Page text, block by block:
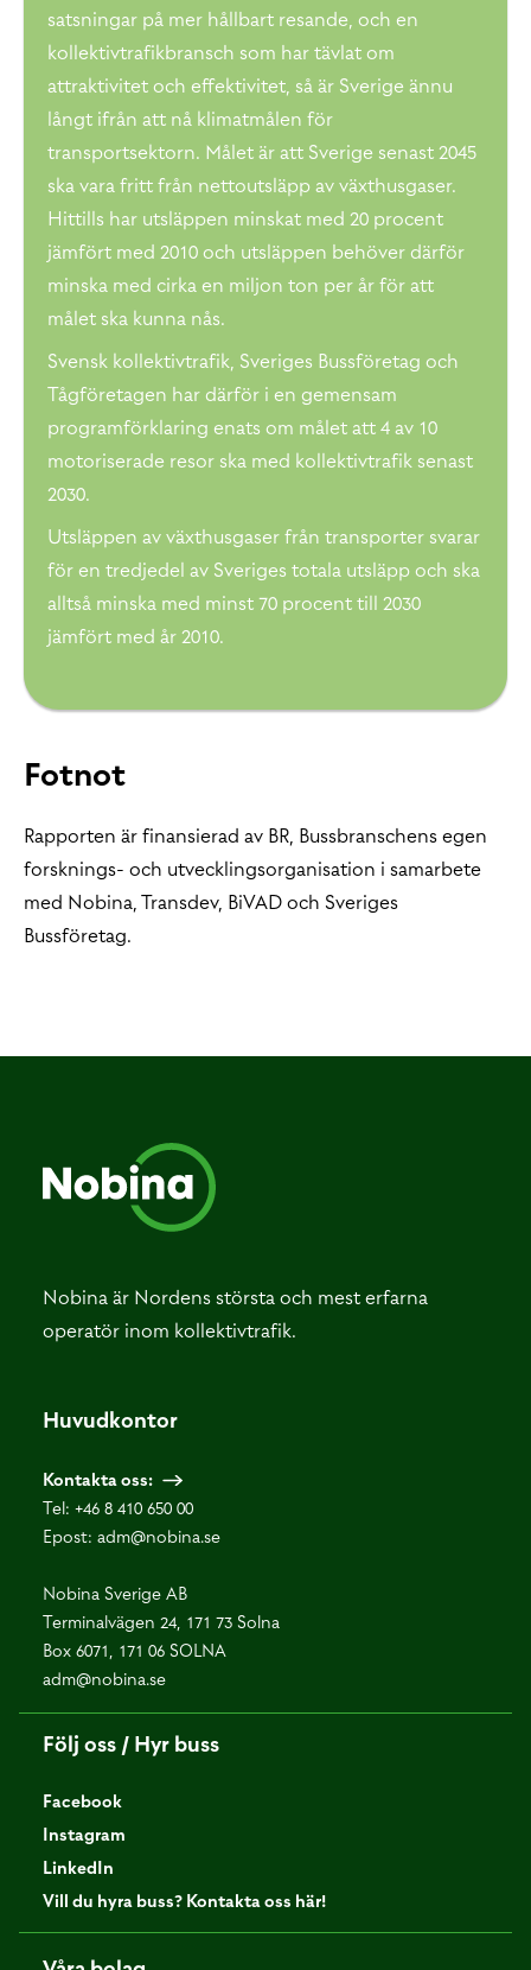
satsningar på mer hållbart resande, och en
kollektivtrafikbransch som har tävlat om
attraktivitet och effektivitet, så är Sverige ännu
långt ifrån att nå klimatmålen för
transportsektorn. Målet är att Sverige senast 2045
ska vara fritt från nettoutsläpp av växthusgaser.
Hittills har utsläppen minskat med 20 procent
jämfört med 2010 och utsläppen behöver därför
minska med cirka en miljon ton per år för att
målet ska kunna nås.
Svensk kollektivtrafik, Sveriges Bussföretag och
Tågföretagen har därför i en gemensam
programförklaring enats om målet att 4 av 10
motoriserade resor ska med kollektivtrafik senast
2030.
Utsläppen av växthusgaser från transporter svarar
för en tredjedel av Sveriges totala utsläpp och ska
alltså minska med minst 70 procent till 2030
jämfört med år 2010.
Fotnot
Rapporten är finansierad av BR, Bussbranschens egen
forsknings- och utvecklingsorganisation i samarbete
med Nobina, Transdev, BiVAD och Sveriges
Bussföretag.
Nobina är Nordens största och mest erfarna
operatör inom kollektivtrafik.
Huvudkontor
Kontakta oss:
Tel: +46 8 410 650 00
Epost: adm@nobina.se
Nobina Sverige AB
Terminalvägen 24, 171 73 Solna
Box 6071, 171 06 SOLNA
adm@nobina.se
Följ oss / Hyr buss
Facebook
Instagram
LinkedIn
Vill du hyra buss? Kontakta oss här!